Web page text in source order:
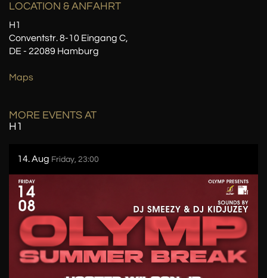
LOCATION & ANFAHRT
H1
Conventstr. 8-10 Eingang C,
DE - 22089 Hamburg
Maps
MORE EVENTS AT
H1
14. Aug Friday, 23:00